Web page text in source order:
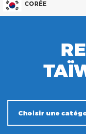
CORÉE